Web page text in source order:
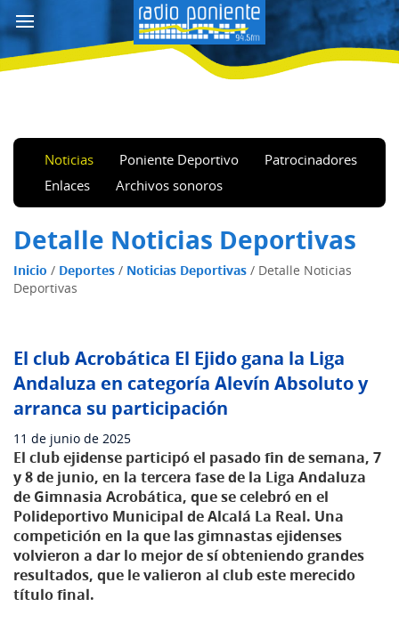
Noticias Poniente Deportivo
Patrocinadores
Enlaces
Archivos sonoros
Detalle Noticias Deportivas
Inicio / Deportes / Noticias Deportivas / Detalle Noticias
Deportivas
El club Acrobática El Ejido gana la Liga
Andaluza en categoría Alevín Absoluto y
arranca su participación
11 de junio de 2025
El club ejidense participó el pasado fin de semana, 7
y 8 de junio, en la tercera fase de la Liga Andaluza
de Gimnasia Acrobática, que se celebró en el
Polideportivo Municipal de Alcalá La Real. Una
competición en la que las gimnastas ejidenses
volvieron a dar lo mejor de sí obteniendo grandes
resultados, que le valieron al club este merecido
título final.